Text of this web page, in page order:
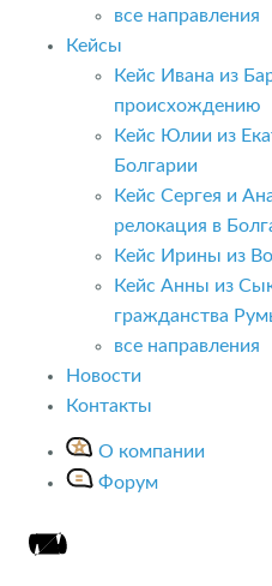
все направления
Кейсы
Кейс Ивана из
происхождению
Кейс Юлии из
Болгарии
Кейс Сергея и
релокация в
Кейс Ирины из
Кейс Анны из
гражданства
все направления
Новости
Контакты
О компании
Форум